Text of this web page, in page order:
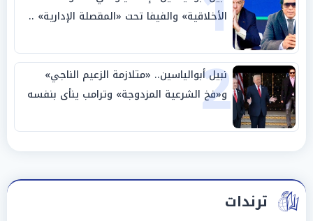
الأخلاقية» والفيفا تحت «المقصلة الإدارية» ..
«عبادة العرش وجنازة المصداقية»
2
نبيل أبوالياسين.. «متلازمة الزعيم الناجي»
و«فخ الشرعية المزدوجة» وترامب ينأى بنفسه
وحليفه في «ميتم استراتيجي»
ترندات